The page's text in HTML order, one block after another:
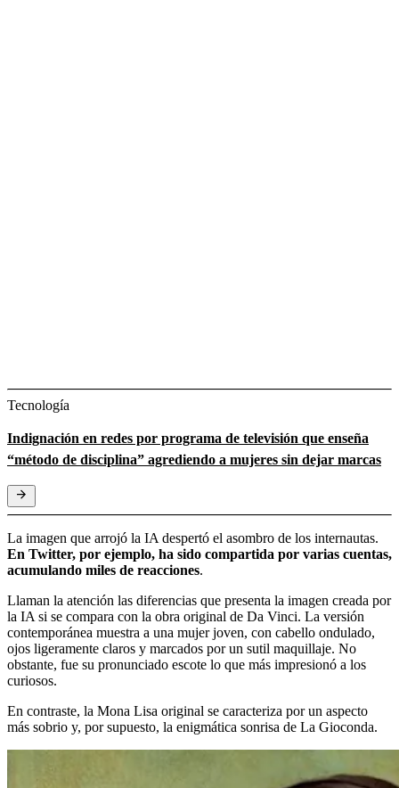
Tecnología
Indignación en redes por programa de televisión que enseña
“método de disciplina” agrediendo a mujeres sin dejar marcas
La imagen que arrojó la IA despertó el asombro de los internautas.
En Twitter, por ejemplo, ha sido compartida por varias cuentas,
acumulando miles de reacciones.
Llaman la atención las diferencias que presenta la imagen creada por
la IA si se compara con la obra original de Da Vinci. La versión
contemporánea muestra a una mujer joven, con cabello ondulado,
ojos ligeramente claros y marcados por un sutil maquillaje. No
obstante, fue su pronunciado escote lo que más impresionó a los
curiosos.
En contraste, la Mona Lisa original se caracteriza por un aspecto
más sobrio y, por supuesto, la enigmática sonrisa de La Gioconda.